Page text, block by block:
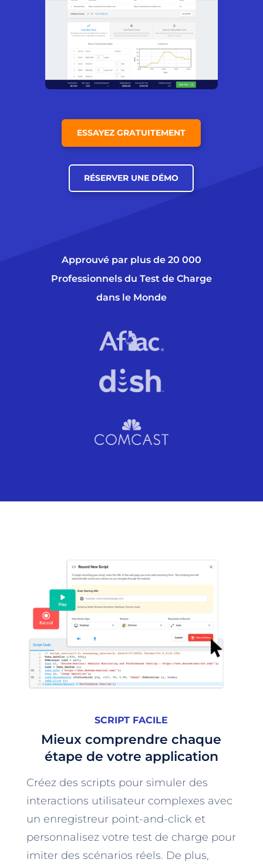
ESSAYEZ GRATUITEMENT
RÉSERVER UNE DÉMO
Approuvé par plus de 20 000
Professionnels du Test de Charge
dans le Monde
SCRIPT FACILE
Mieux comprendre chaque
étape de votre application
Créez des scripts pour simuler des
interactions utilisateur complexes avec
un enregistreur point-and-click et
personnalisez votre test de charge pour
imiter des scénarios réels. De plus,